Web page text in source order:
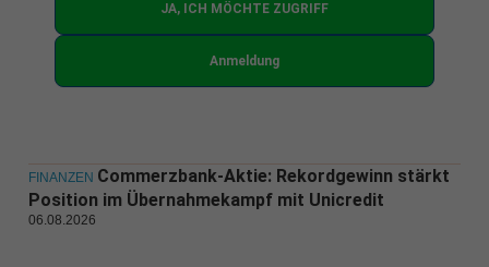
JA, ICH MÖCHTE ZUGRIFF
Anmeldung
FINANZEN Commerzbank-Aktie: Rekordgewinn stärkt
Position im Übernahmekampf mit Unicredit
06.08.2026